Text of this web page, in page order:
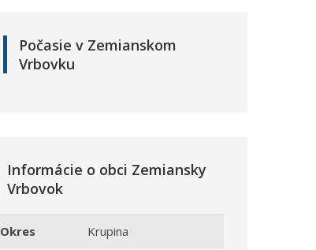
Počasie v Zemianskom
Vrbovku
Informácie o obci Zemiansky
Vrbovok
Okres Krupina